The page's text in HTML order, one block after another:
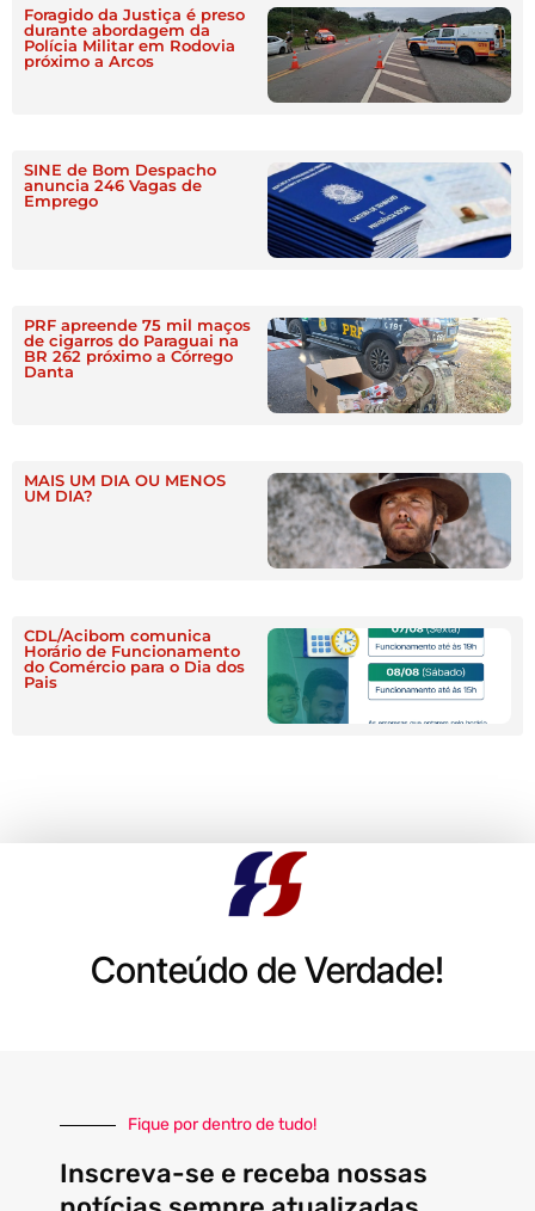
Foragido da Justiça é preso
durante abordagem da
Polícia Militar em Rodovia
próximo a Arcos
SINE de Bom Despacho
anuncia 246 Vagas de
Emprego
PRF apreende 75 mil maços
de cigarros do Paraguai na
BR 262 próximo a Córrego
Danta
MAIS UM DIA OU MENOS
UM DIA?
CDL/Acibom comunica
Horário de Funcionamento
do Comércio para o Dia dos
Pais
Conteúdo de Verdade!
Fique por dentro de tudo!
Inscreva-se e receba nossas